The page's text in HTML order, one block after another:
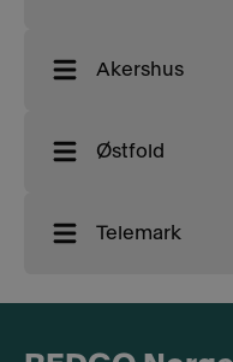
Akershus
Østfold
Telemark